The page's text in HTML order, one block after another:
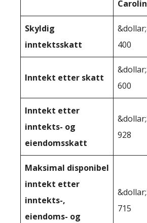
Skyldig
inntektsskatt
400
Inntekt etter skatt
600
Inntekt etter
inntekts- og
eiendomsskatt
928
Maksimal disponibel
inntekt etter
inntekts-,
eiendoms- og
715